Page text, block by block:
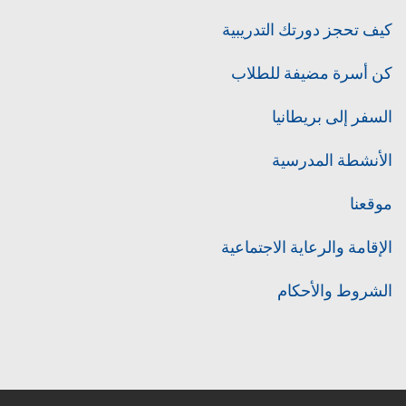
كيف تحجز دورتك التدريبية
كن أسرة مضيفة للطلاب
السفر إلى بريطانيا
الأنشطة المدرسية
موقعنا
الإقامة والرعاية الاجتماعية
الشروط والأحكام